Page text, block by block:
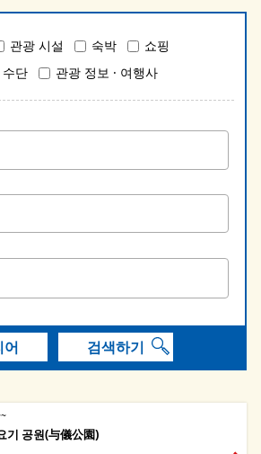
관광 시설 숙박
쇼핑
단 관광 정보 · 여행사
어 검색하기
기 공원(与儀公園)